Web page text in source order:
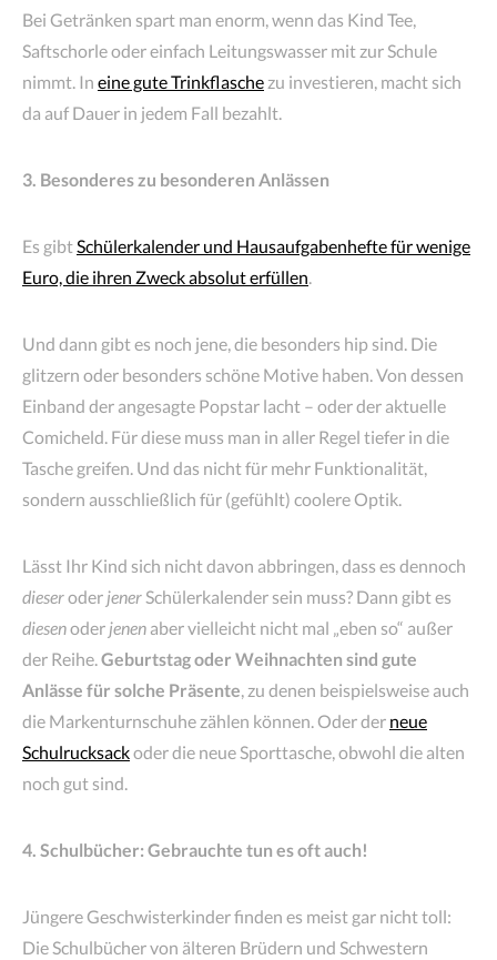
Bei Getränken spart man enorm, wenn das Kind Tee,
Saftschorle oder einfach Leitungswasser mit zur Schule
nimmt. In eine gute Trinkflasche zu investieren, macht sich
da auf Dauer in jedem Fall bezahlt.
3. Besonderes zu besonderen Anlässen
Es gibtSchülerkalender und Hausaufgabenhefte für wenige
Euro, die ihren Zweck absolut erfüllen.
Und dann gibt es noch jene, die besonders hip sind. Die
glitzern oder besonders schöne Motive haben. Von dessen
Einband der angesagte Popstar lacht – oder der aktuelle
Comicheld. Für diese muss man in aller Regel tiefer in die
Tasche greifen. Und das nicht für mehr Funktionalität,
sondern ausschließlich für (gefühlt) coolere Optik.
Lässt Ihr Kind sich nicht davon abbringen, dass es dennoch
dieseroder jenerSchülerkalender sein muss? Dann gibt es
diesenoder jenen aber vielleicht nicht mal „eben so“ außer
der Reihe.Geburtstag oder Weihnachten sind gute
Anlässe für solche Präsente, zu denen beispielsweise auch
die Markenturnschuhe zählen können. Oder der neue
Schulrucksackoder die neue Sporttasche, obwohl die alten
noch gut sind.
4. Schulbücher: Gebrauchte tun es oft auch!
Jüngere Geschwisterkinder finden es meist gar nicht toll:
Die Schulbücher von älteren Brüdern und Schwestern